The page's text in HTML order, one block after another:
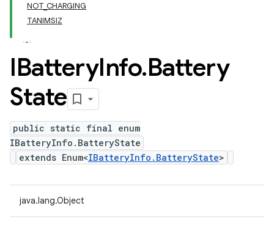
NOT_CHARGING
TANIMSIZ
IBatteryInfo.Battery
State
public static final enum
IBatteryInfo.BatteryState
extends Enum<IBatteryInfo.BatteryState>
java.lang.Object